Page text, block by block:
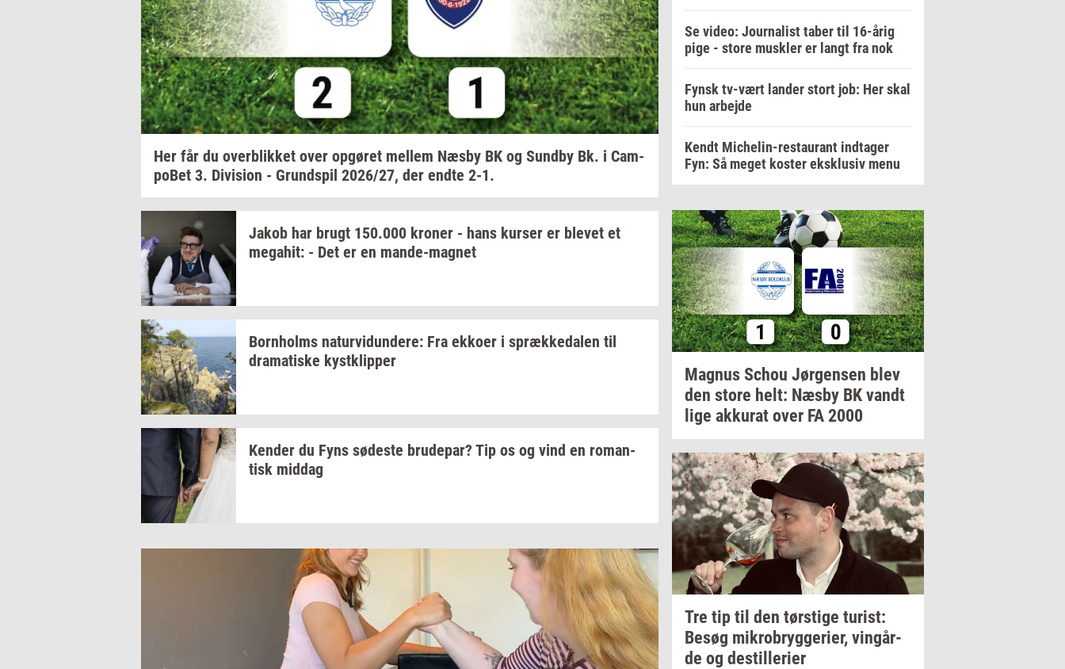
Her får du over­blik­ket over op­gø­ret mel­lem Næsby BK og Sund­by Bk. i Cam­
po­Bet 3. Di­vi­sion - Grund­spil 2026/27, der endte 2-1.
Jakob har brugt 150.000 kro­ner - hans kur­ser er ble­vet et
me­ga­hit: - Det er en mande-​magnet
Born­holms na­tur­vi­dun­de­re: Fra ek­ko­er i spræk­ke­da­len til
dra­ma­ti­ske kyst­klip­per
Ken­der du Fyns sø­de­ste bru­de­par?Tip os og vind en ro­man­
tisk mid­dag
Se video: Journalist taber til 16-årig
pige - store muskler er langt fra nok
Fynsk tv-vært lander stort job: Her skal
hun arbejde
Kendt Michelin-restaurant indtager
Fyn: Så meget koster eksklusiv menu
Magnus Schou Jør­gen­sen blev
den store helt: Næsby BK vandt
lige ak­ku­rat over FA 2000
Tre tip til den tørsti­ge turist:
Besøg mi­kro­bryg­ge­ri­er, vin­går­
de og destil­le­ri­er